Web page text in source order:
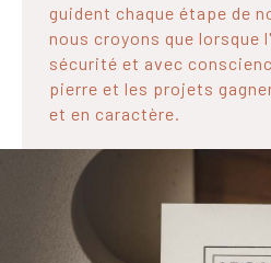
guident chaque étape de
nous croyons que lorsque
sécurité et avec
pierre et les projets
et en caractère.